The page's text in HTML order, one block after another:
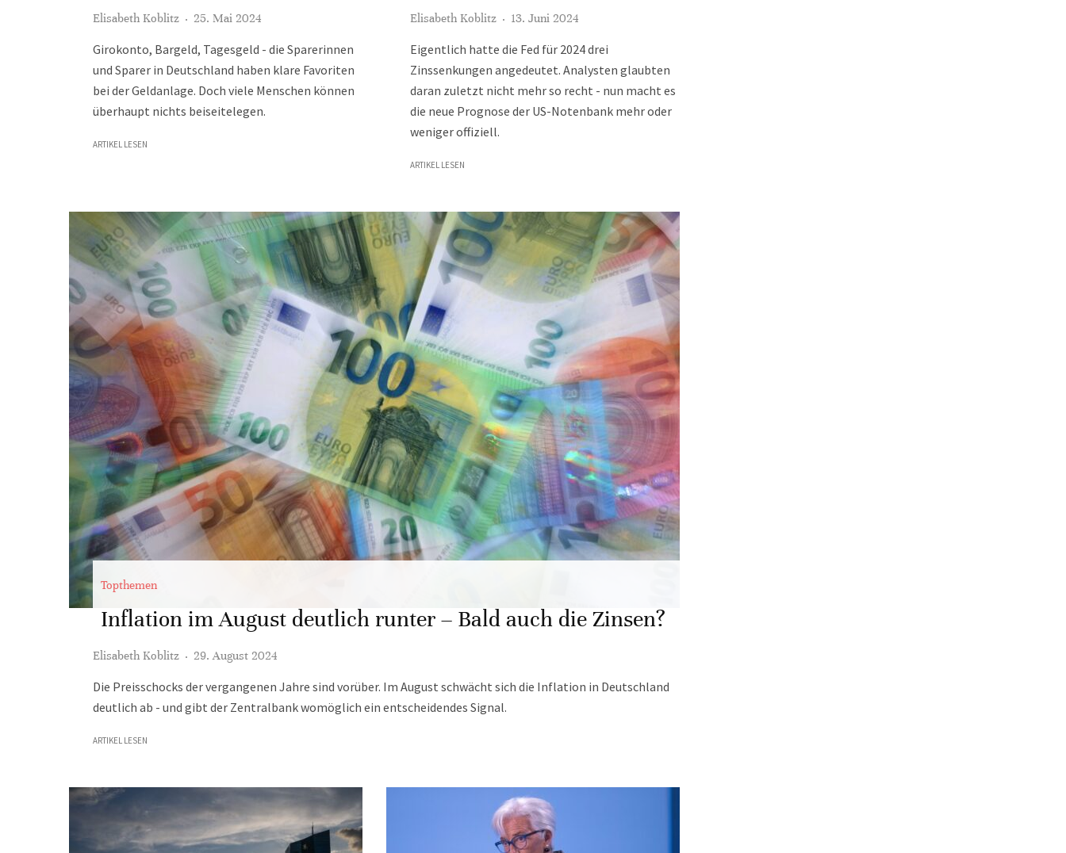
Elisabeth Koblitz · 25. Mai 2024
Girokonto, Bargeld, Tagesgeld - die Sparerinnen
und Sparer in Deutschland haben klare Favoriten
bei der Geldanlage. Doch viele Menschen können
überhaupt nichts beiseitelegen.
ARTIKEL LESEN
Elisabeth Koblitz · 13. Juni 2024
Eigentlich hatte die Fed für 2024 drei
Zinssenkungen angedeutet. Analysten glaubten
daran zuletzt nicht mehr so recht - nun macht es
die neue Prognose der US-Notenbank mehr oder
weniger offiziell.
ARTIKEL LESEN
Topthemen
Inflation im August deutlich runter – Bald auch die Zinsen?
Elisabeth Koblitz · 29. August 2024
Die Preisschocks der vergangenen Jahre sind vorüber. Im August schwächt sich die Inflation in Deutschland
deutlich ab - und gibt der Zentralbank womöglich ein entscheidendes Signal.
ARTIKEL LESEN